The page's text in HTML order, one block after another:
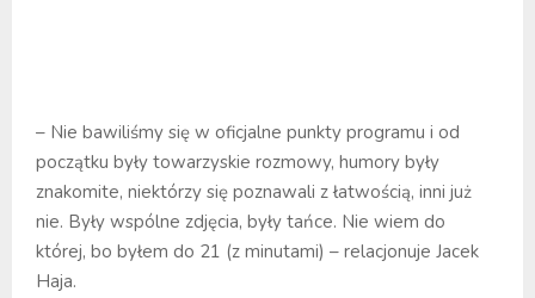
– Nie bawiliśmy się w oficjalne punkty programu i od
początku były towarzyskie rozmowy, humory były
znakomite, niektórzy się poznawali z łatwością, inni już
nie. Były wspólne zdjęcia, były tańce. Nie wiem do
której, bo byłem do 21 (z minutami) – relacjonuje Jacek
Haja.